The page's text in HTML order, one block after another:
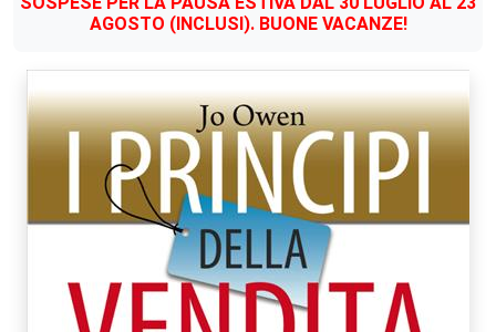
AGOSTO (INCLUSI). BUONE VACANZE!